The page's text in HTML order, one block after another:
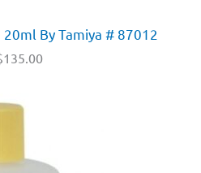
By Tamiya # 87012
135.00